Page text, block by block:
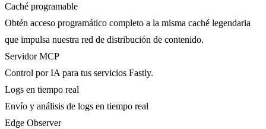
Caché programable
Obtén acceso programático completo a la misma caché legendaria
que impulsa nuestra red de distribución de contenido.
Servidor MCP
Control por IA para tus servicios Fastly.
Logs en tiempo real
Envío y análisis de logs en tiempo real
Edge Observer